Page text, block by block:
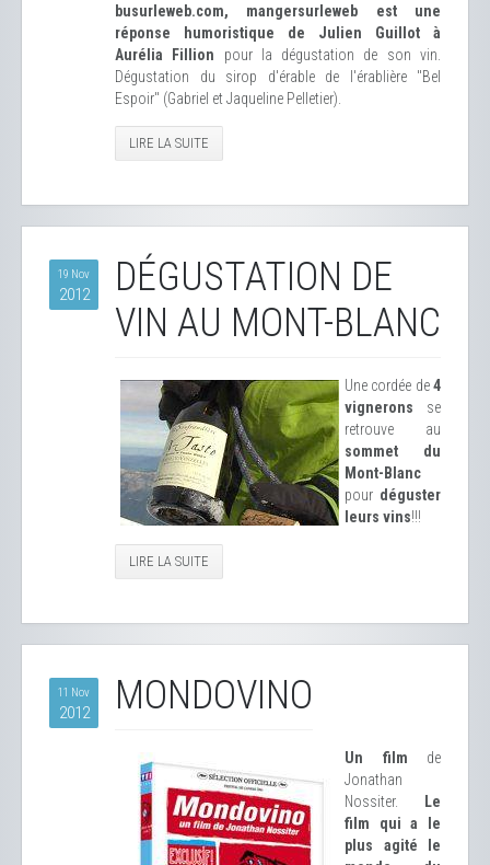
busurleweb.com, mangersurleweb est une
réponse humoristique de Julien Guillot à
Aurélia Fillion pour la dégustation de son vin.
Dégustation du sirop d'érable de l'érablière "Bel
Espoir" (Gabriel et Jaqueline Pelletier).
LIRE LA SUITE
19 Nov
2012
DÉGUSTATION DE
VIN AU MONT-BLANC
Une cordée de4
vignerons se
retrouve au
sommet du
Mont-Blanc
pour déguster
leurs vins!!!
LIRE LA SUITE
11 Nov
2012 MONDOVINO
Un film de
Jonathan
Nossiter.
Le
film qui a le
plus agité le